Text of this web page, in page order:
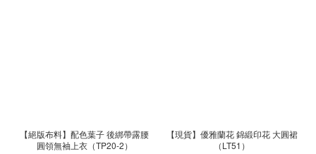
【絕版布料】配色葉子 後綁帶露腰
圓領無袖上衣（TP20-2）
【現貨】優雅蘭花 錦緞印花 大圓裙
（LT51）